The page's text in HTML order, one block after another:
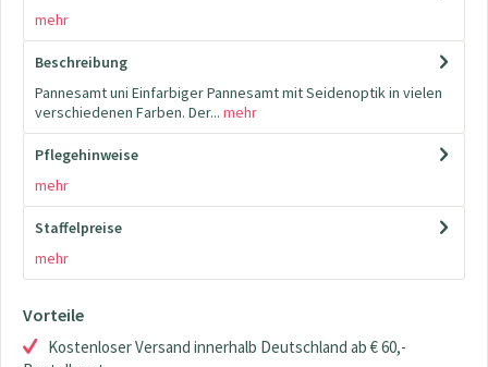
mehr
Beschreibung
Pannesamt uni Einfarbiger Pannesamt mit Seidenoptik in vielen
verschiedenen Farben. Der... mehr
Pflegehinweise
mehr
Staffelpreise
mehr
Vorteile
Kostenloser Versand innerhalb Deutschland ab € 60,-